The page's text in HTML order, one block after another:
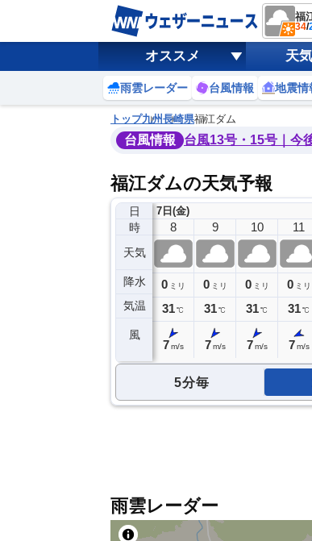
福
34/
オススメ 天
雨雲レーダー 台風情報 地震情
トップ九州長崎県福江ダム
台風情報 台風13号・15号｜今
福江ダムの天気予報
日
時
天気
降水
気温
風
7日(金)
7
0ミリ
30℃
8
0 ミリ
31℃
7 m/s
9
0 ミリ
31℃
7 m/s
10
0 ミリ
31℃
7 m/s
11
0 ミリ
31℃
7 m/s
5分毎
雨雲レーダー